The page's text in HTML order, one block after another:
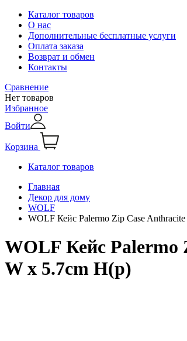
Каталог товаров
О нас
Дополнительные бесплатные услуги
Оплата заказа
Возврат и обмен
Контакты
Сравнение
Нет товаров
Избранное
Войти
Корзина
Каталог товаров
Главная
Декор для дому
WOLF
WOLF Кейс Palermo Zip Case
WOLF Кейс Palermo
W x 5.7cm H(р)